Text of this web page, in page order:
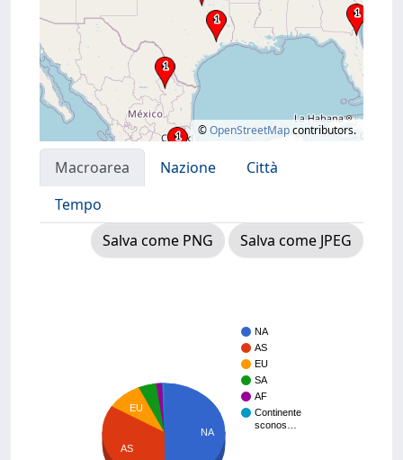
©OpenStreetMapcontributors.
Macroarea Nazione
Città
Tempo
Salva come PNG
Salva come JPEG
NA
AS
EU
SA
AF
Continente
sconos…
NA
EU
AS